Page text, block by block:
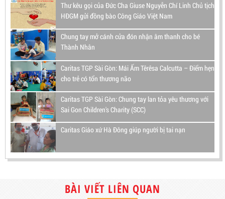
Thư kêu gọi của Đức Cha Giuse Nguyễn Chí Linh Chủ tịch
HĐGM gửi đồng bào Công Giáo Việt Nam
Chung tay mở cánh cửa đón nhận âm thanh cho bé
Thành Nhân
Caritas TGP Sài Gòn: Mái Ấm Têrêsa Calcutta – Điểm hẹn
cho trẻ có tổn thương não
Caritas TGP Sài Gòn: Chung tay lan tỏa yêu thương với
Sai Gon Children's Charity (SCC)
Caritas Giáo xứ Hà Đông giúp người bị tai nạn
BÀI VIẾT LIÊN QUAN